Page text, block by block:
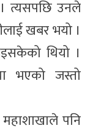
त्यसपछि उनले
खबर भयो ।
थियो ।
भएको जस्तो
महाशाखाले पनि